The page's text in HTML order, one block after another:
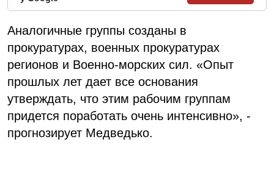
Аналогичные группы созданы в
прокуратурах, военных прокуратурах
регионов и Военно-морских сил. «Опыт
прошлых лет дает все основания
утверждать, что этим рабочим группам
придется поработать очень интенсивно», -
прогнозирует Медведько.